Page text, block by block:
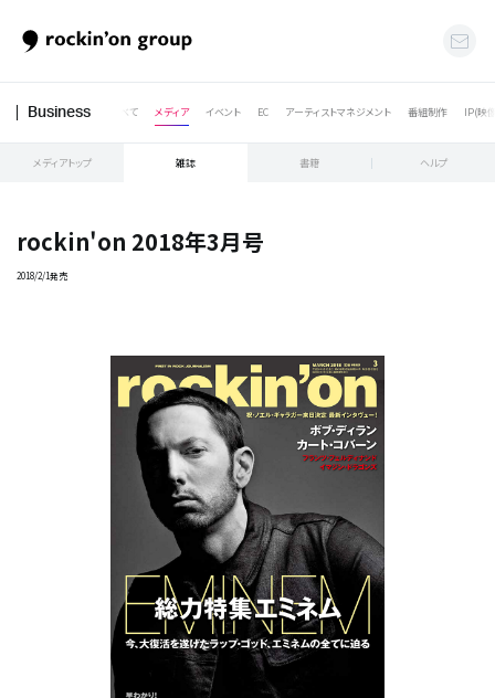
Business すべて メディア イベント EC アーティストマネジメント 番組制作 IP(映
メディアトップ 雑誌 書籍 ヘルプ
rockin'on 2018年3月号
2018/2/1発売